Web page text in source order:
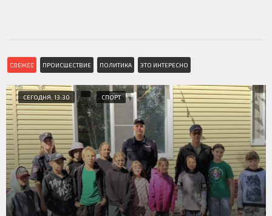
СВЕЖЕЕ ПРОИСШЕСТВИЕ ПОЛИТИКА ЭТО ИНТЕРЕСНО
СЕГОДНЯ, 13:30 СПОРТ